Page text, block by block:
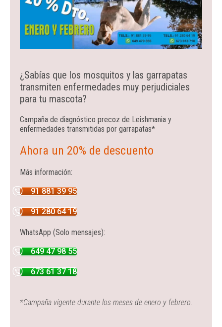
¿Sabías que los mosquitos y las garrapatas
transmiten enfermedades muy perjudiciales
para tu mascota?
Campaña de diagnóstico precoz de Leishmania y
enfermedades transmitidas por garrapatas*
Ahora un 20% de descuento
Más información:
91 881 39 95
91 280 64 19
WhatsApp (Solo mensajes):
649 47 98 55
673 61 37 18
*Campaña vigente durante los meses de enero y febrero.